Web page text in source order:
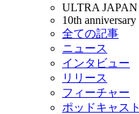
ULTRA JAPAN
10th anniversary
全ての記事
ニュース
インタビュー
リリース
フィーチャー
ポッドキャスト